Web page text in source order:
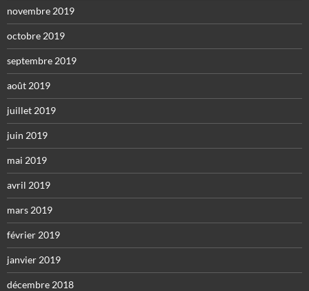
novembre 2019
octobre 2019
septembre 2019
août 2019
juillet 2019
juin 2019
mai 2019
avril 2019
mars 2019
février 2019
janvier 2019
décembre 2018